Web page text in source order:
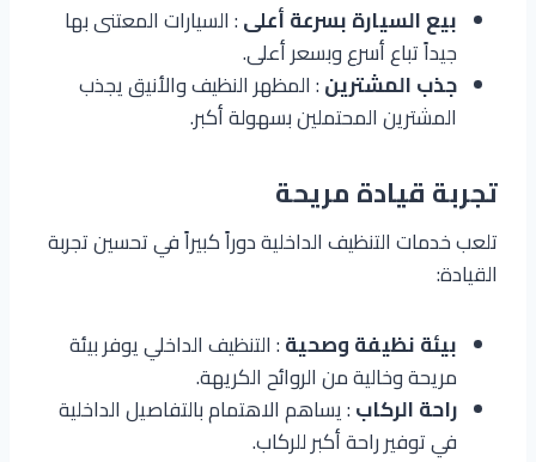
بيع السيارة بسرعة أعلى: السيارات المعتنى بها
جيداً تباع أسرع وبسعر أعلى.
جذب المشترين: المظهر النظيف والأنيق يجذب
المشترين المحتملين بسهولة أكبر.
تجربة قيادة مريحة
تلعب خدمات التنظيف الداخلية دوراً كبيراً في تحسين تجربة
القيادة:
بيئة نظيفة وصحية: التنظيف الداخلي يوفر بيئة
مريحة وخالية من الروائح الكريهة.
راحة الركاب: يساهم الاهتمام بالتفاصيل الداخلية
في توفير راحة أكبر للركاب.